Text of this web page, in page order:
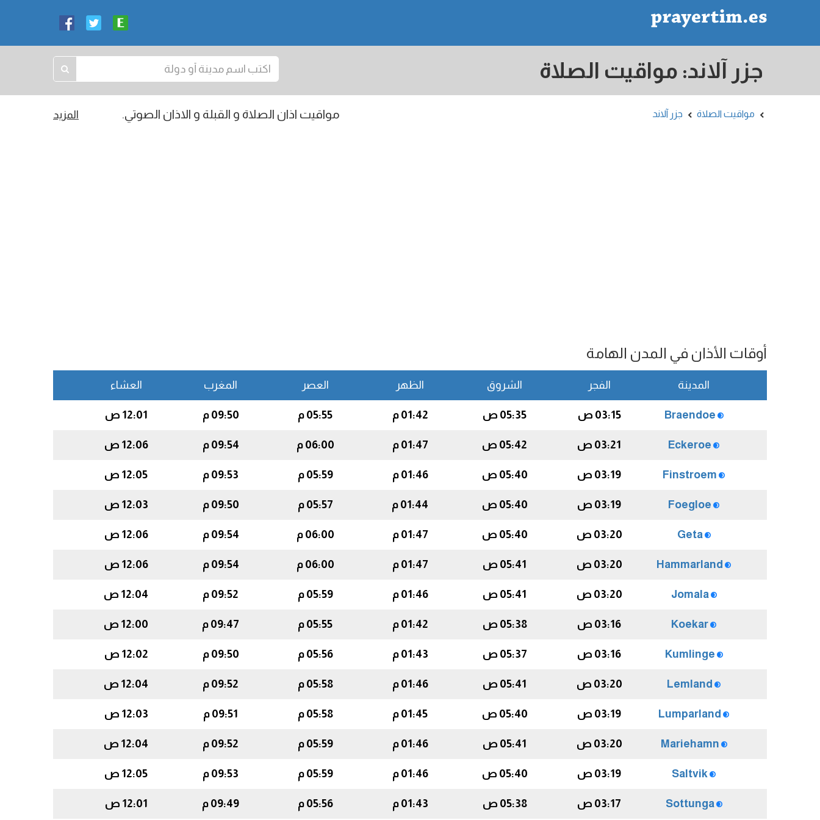
جزر آلاند: مواقيت الصلاة
مواقيت الصلاة جزر آلاند مواقيت اذان الصلاة و القبلة و الاذان الصوتي. المزيد
أوقات الأذان في المدن الهامة
المدينة الفجر الشروق الظهر العصر المغرب العشاء
03:15 ص 05:35 ص 01:42 م 05:55 م 09:50 م 12:01 ص
Eckeroe 03:21 ص 05:42 ص 01:47 م 06:00 م 09:54 م 12:06 ص
Finstroem 03:19 ص 05:40 ص 01:46 م 05:59 م 09:53 م 12:05 ص
Foegloe 03:19 ص 05:40 ص 01:44 م 05:57 م 09:50 م 12:03 ص
Geta 03:20 ص 05:40 ص 01:47 م 06:00 م 09:54 م 12:06 ص
Hammarland 03:20 ص 05:41 ص 01:47 م 06:00 م 09:54 م 12:06 ص
Jomala 03:20 ص 05:41 ص 01:46 م 05:59 م 09:52 م 12:04 ص
Koekar 03:16 ص 05:38 ص 01:42 م 05:55 م 09:47 م 12:00 ص
03:16 ص 05:37 ص 01:43 م 05:56 م 09:50 م 12:02 ص
Lemland 03:20 ص 05:41 ص 01:46 م 05:58 م 09:52 م 12:04 ص
Lumparland 03:19 ص 05:40 ص 01:45 م 05:58 م 09:51 م 12:03 ص
03:20 ص 05:41 ص 01:46 م 05:59 م 09:52 م 12:04 ص
Saltvik 03:19 ص 05:40 ص 01:46 م 05:59 م 09:53 م 12:05 ص
Sottunga 03:17 ص 05:38 ص 01:43 م 05:56 م 09:49 م 12:01 ص